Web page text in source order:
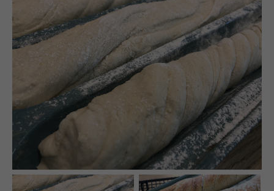
Socials
Auf meinen Social Media Kanälen gibt es regelmäßig
Udpates und Bilder!